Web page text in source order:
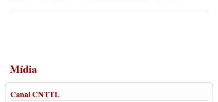
Mídia
Canal CNTTL